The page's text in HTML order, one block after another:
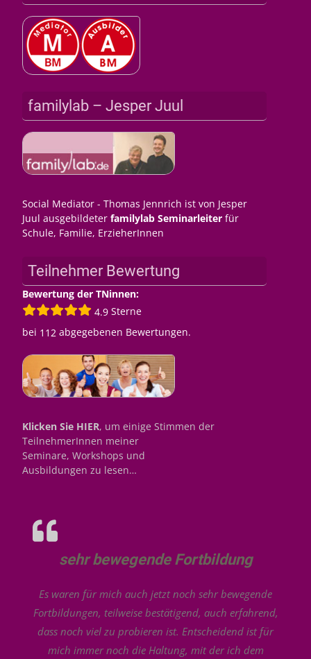
familylab – Jesper Juul
Social Mediator - Thomas Jennrich ist von Jesper
Juul ausgebildeter familylab Seminarleiter für
Schule, Familie, ErzieherInnen
Teilnehmer Bewertung
Bewertung der TNinnen:
4.9 Sterne
bei 112 abgegebenen Bewertungen.
Klicken Sie HIER, um einige Stimmen der
TeilnehmerInnen meiner
Seminare, Workshops und
Ausbildungen zu lesen…
sehr bewegende Fortbildung
Es waren für mich auch jetzt noch sehr bewegende
Fortbildungen, teilweise bestätigend, auch erfahrend,
dass noch viel zu probieren ist. Entscheidend ist für
mich immer noch die Haltung, mit der ich dem